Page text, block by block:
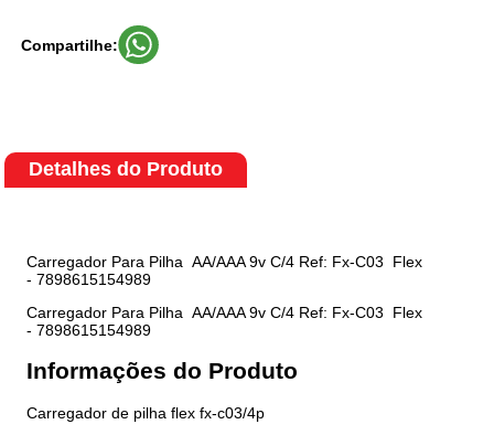
Compartilhe:
Detalhes do Produto
Carregador Para Pilha AA/AAA 9v C/4 Ref: Fx-C03 Flex
- 7898615154989
Carregador Para Pilha AA/AAA 9v C/4 Ref: Fx-C03 Flex
- 7898615154989
Informações do Produto
Carregador de pilha flex fx-c03/4p